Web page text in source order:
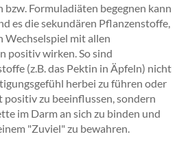
Formuladiäten begegnen kann
es die sekundären Pflanzenstoffe,
Wechselspiel mit allen
positiv wirken. So sind
(z.B. das Pektin in Äpfeln) nicht
herbei zu führen oder
zu beeinflussen, sondern
im Darm an sich zu binden und
"Zuviel" zu bewahren.